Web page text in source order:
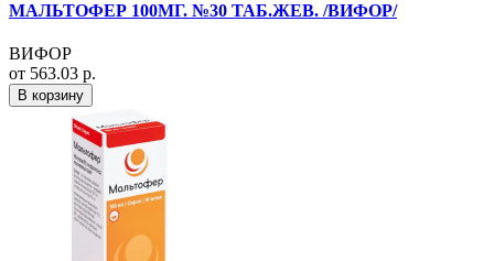
МАЛЬТОФЕР 100МГ. №30 ТАБ.ЖЕВ. /ВИФОР/
ВИФОР
от 563.03 р.
В корзину